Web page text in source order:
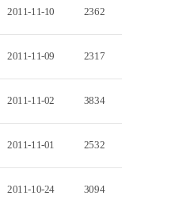
2011-11-10 2362
2011-11-09 2317
2011-11-02 3834
2011-11-01 2532
2011-10-24 3094